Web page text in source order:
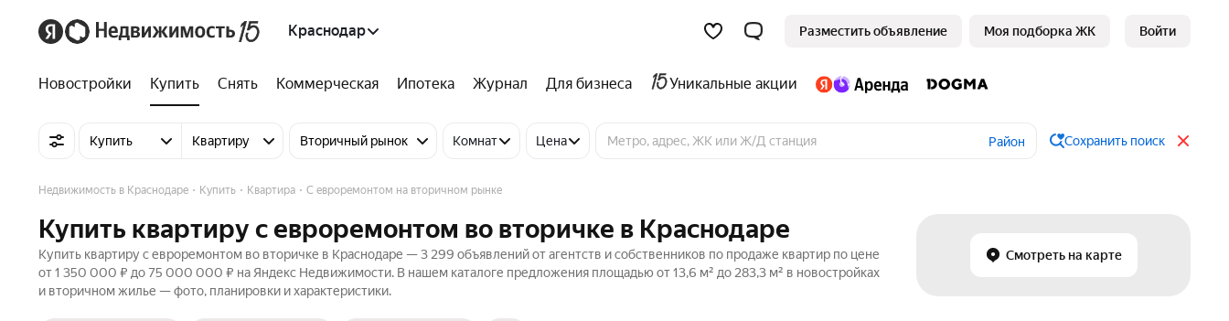
Краснодар Разместить объявление Моя подборка ЖК Войти
Новостройки Купить Снять Коммерческая Ипотека Журнал Для бизнеса Уникальные акции
Купить Квартиру Вторичный рынок Комнат Цена Район Сохранить поиск
Смотреть на карте
Недвижимость в Краснодаре Купить Квартира С евроремонтом на вторичном рынке
Купить квартиру с евроремонтом во вторичке в Краснодаре
Купить квартиру с евроремонтом во вторичке в Краснодаре — 3 299 объявлений от агентств и собственников по продаже квартир по цене
от 1 350 000 ₽ до 75 000 000 ₽ на Яндекс Недвижимости. В нашем каталоге предложения площадью от 13,6 м² до 283,3 м² в новостройках
и вторичном жилье — фото, планировки и характеристики.